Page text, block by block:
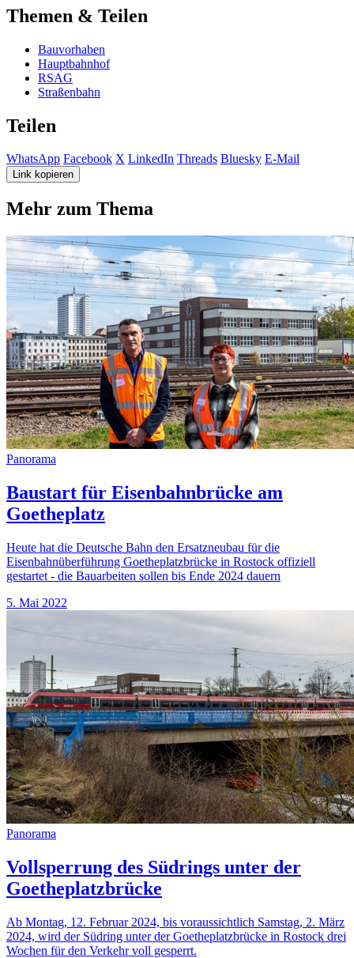
Themen & Teilen
Bauvorhaben
Hauptbahnhof
RSAG
Straßenbahn
Teilen
WhatsApp Facebook X LinkedIn Threads Bluesky E-Mail
Link kopieren
Mehr zum Thema
Panorama
Baustart für Eisenbahnbrücke am
Goetheplatz
Heute hat die Deutsche Bahn den Ersatzneubau für die
Eisenbahnüberführung Goetheplatzbrücke in Rostock offiziell
gestartet - die Bauarbeiten sollen bis Ende 2024 dauern
5. Mai 2022
Panorama
Vollsperrung des Südrings unter der
Goetheplatzbrücke
Ab Montag, 12. Februar 2024, bis voraussichtlich Samstag, 2. März
2024, wird der Südring unter der Goetheplatzbrücke in Rostock drei
Wochen für den Verkehr voll gesperrt.